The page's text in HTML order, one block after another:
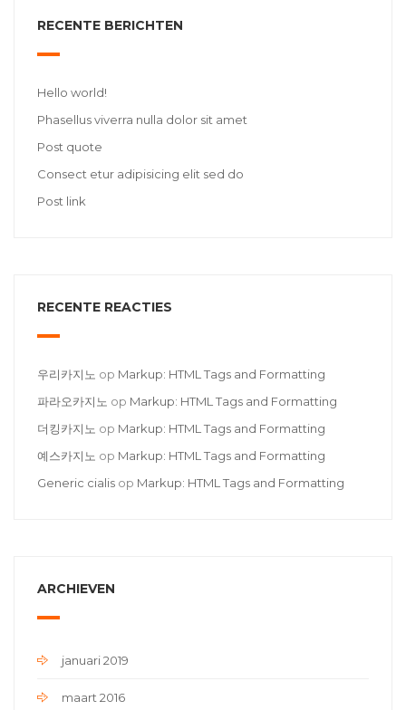
RECENTE BERICHTEN
Hello world!
Phasellus viverra nulla dolor sit amet
Post quote
Consect etur adipisicing elit sed do
Post link
RECENTE REACTIES
우리카지노 op Markup: HTML Tags and Formatting
파라오카지노 op Markup: HTML Tags and Formatting
더킹카지노 op Markup: HTML Tags and Formatting
예스카지노 op Markup: HTML Tags and Formatting
Generic cialis op Markup: HTML Tags and Formatting
ARCHIEVEN
januari 2019
maart 2016